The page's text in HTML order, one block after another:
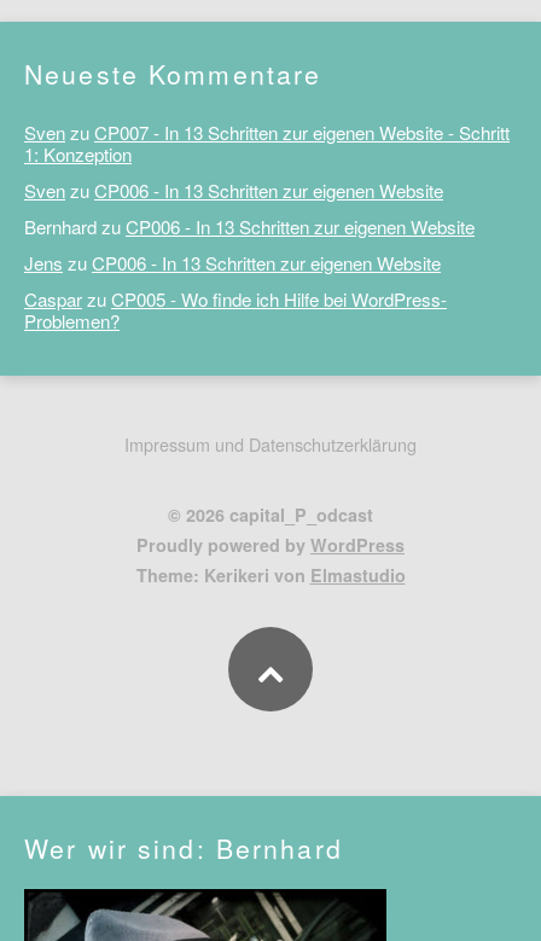
Neueste Kommentare
SvenzuCP007 - In 13 Schritten zur eigenen Website - Schritt
1: Konzeption
SvenzuCP006 - In 13 Schritten zur eigenen Website
BernhardzuCP006 - In 13 Schritten zur eigenen Website
Jens zuCP006 - In 13 Schritten zur eigenen Website
CasparzuCP005 - Wo finde ich Hilfe bei WordPress-
Problemen?
Impressum und Datenschutzerklärung
© 2026 capital_P_odcast
Proudly powered by WordPress
Theme: Kerikeri von Elmastudio
Wer wir sind: Bernhard